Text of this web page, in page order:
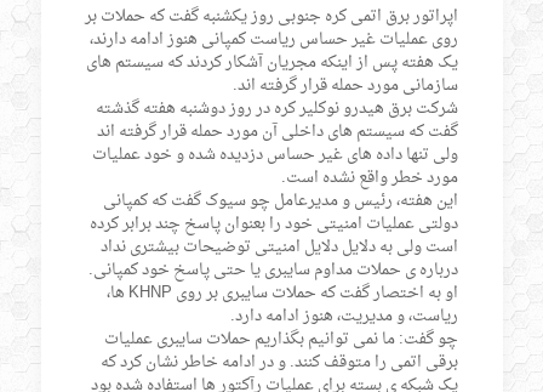
اپراتور برق اتمی کره جنوبی روز یکشنبه گفت که حملات بر
روی عملیات غیر حساس ریاست کمپانی هنوز ادامه دارند،
یک هفته پس از اینکه مجریان آشکار کردند که سیستم های
سازمانی مورد حمله قرار گرفته اند.
شرکت برق هیدرو نوکلیر کره در روز دوشنبه هفته گذشته
گفت که سیستم های داخلی آن مورد حمله قرار گرفته اند
ولی تنها داده های غیر حساس دزدیده شده و خود عملیات
مورد خطر واقع نشده است.
این هفته، رئیس و مدیرعامل چو سیوک گفت که کمپانی
دولتی عملیات امنیتی خود را بعنوان پاسخ چند برابر کرده
است ولی به دلایل دلایل امنیتی توضیحات بیشتری نداد
درباره ی حملات مداوم سایبری یا حتی پاسخ خود کمپانی.
او به اختصار گفت که حملات سایبری بر روی KHNP ها،
ریاست، و مدیریت، هنوز ادامه دارد.
چو گفت: ما نمی توانیم بگذاریم حملات سایبری عملیات
برقی اتمی را متوقف کنند. و در ادامه خاطر نشان کرد که
یک شبکه ی بسته برای عملیات رآکتور ها استفاده شده بود